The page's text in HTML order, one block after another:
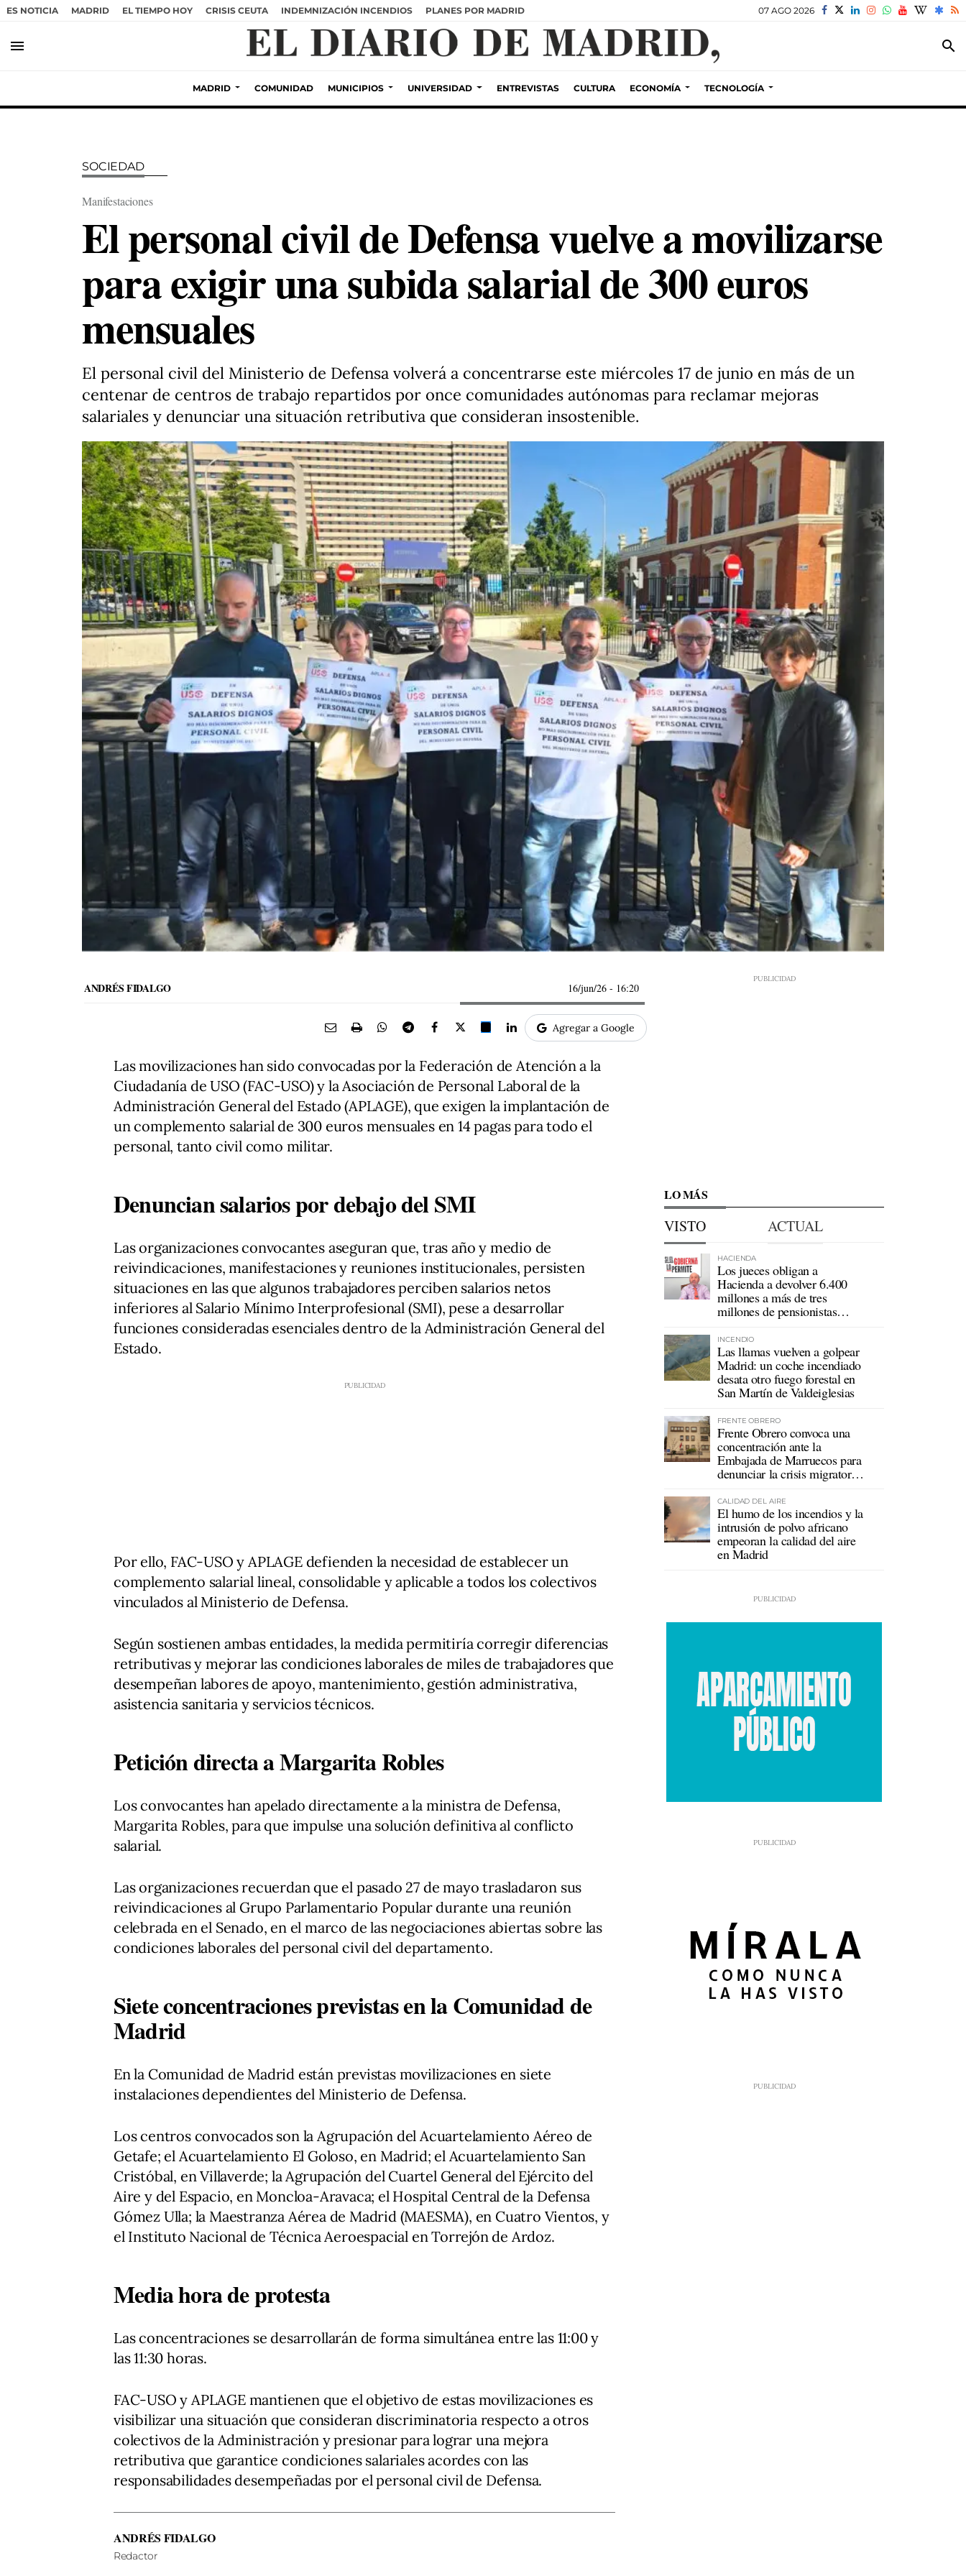
ES NOTICIA MADRID EL TIEMPO HOY CRISIS CEUTA INDEMNIZACIÓN INCENDIOS PLANES POR MADRID 07 AGO 2026
menu search
MADRID COMUNIDAD MUNICIPIOS UNIVERSIDAD ENTREVISTAS CULTURA ECONOMÍA TECNOLOGÍA
SOCIEDAD
Manifestaciones
El personal civil de Defensa vuelve a movilizarse
para exigir una subida salarial de 300 euros
mensuales
El personal civil del Ministerio de Defensa volverá a concentrarse este miércoles 17 de junio en más de un
centenar de centros de trabajo repartidos por once comunidades autónomas para reclamar mejoras
salariales y denunciar una situación retributiva que consideran insostenible.
ANDRÉS FIDALGO 16/jun/26 - 16:20
Agregar a Google
Las movilizaciones han sido convocadas por la Federación de Atención a la
Ciudadanía de USO (FAC-USO) y la Asociación de Personal Laboral de la
Administración General del Estado (APLAGE), que exigen la implantación de
un complemento salarial de 300 euros mensuales en 14 pagas para todo el
personal, tanto civil como militar.
Denuncian salarios por debajo del SMI
Las organizaciones convocantes aseguran que, tras año y medio de
reivindicaciones, manifestaciones y reuniones institucionales, persisten
situaciones en las que algunos trabajadores perciben salarios netos
inferiores al Salario Mínimo Interprofesional (SMI), pese a desarrollar
funciones consideradas esenciales dentro de la Administración General del
Estado.
Por ello, FAC-USO y APLAGE defienden la necesidad de establecer un
complemento salarial lineal, consolidable y aplicable a todos los colectivos
vinculados al Ministerio de Defensa.
Según sostienen ambas entidades, la medida permitiría corregir diferencias
retributivas y mejorar las condiciones laborales de miles de trabajadores que
desempeñan labores de apoyo, mantenimiento, gestión administrativa,
asistencia sanitaria y servicios técnicos.
Petición directa a Margarita Robles
Los convocantes han apelado directamente a la ministra de Defensa,
Margarita Robles, para que impulse una solución definitiva al conflicto
salarial.
Las organizaciones recuerdan que el pasado 27 de mayo trasladaron sus
reivindicaciones al Grupo Parlamentario Popular durante una reunión
celebrada en el Senado, en el marco de las negociaciones abiertas sobre las
condiciones laborales del personal civil del departamento.
Siete concentraciones previstas en la Comunidad de
Madrid
En la Comunidad de Madrid están previstas movilizaciones en siete
instalaciones dependientes del Ministerio de Defensa.
Los centros convocados son la Agrupación del Acuartelamiento Aéreo de
Getafe; el Acuartelamiento El Goloso, en Madrid; el Acuartelamiento San
Cristóbal, en Villaverde; la Agrupación del Cuartel General del Ejército del
Aire y del Espacio, en Moncloa-Aravaca; el Hospital Central de la Defensa
Gómez Ulla; la Maestranza Aérea de Madrid (MAESMA), en Cuatro Vientos, y
el Instituto Nacional de Técnica Aeroespacial en Torrejón de Ardoz.
Media hora de protesta
Las concentraciones se desarrollarán de forma simultánea entre las 11:00 y
las 11:30 horas.
FAC-USO y APLAGE mantienen que el objetivo de estas movilizaciones es
visibilizar una situación que consideran discriminatoria respecto a otros
colectivos de la Administración y presionar para lograr una mejora
retributiva que garantice condiciones salariales acordes con las
responsabilidades desempeñadas por el personal civil de Defensa.
ANDRÉS FIDALGO
Redactor
LO MÁS
VISTO ACTUAL
HACIENDA
Los jueces obligan a
Hacienda a devolver 6.400
millones a más de tres
millones de pensionistas
INCENDIO
Las llamas vuelven a golpear
Madrid: un coche incendiado
desata otro fuego forestal en
San Martín de Valdeiglesias
FRENTE OBRERO
Frente Obrero convoca una
concentración ante la
Embajada de Marruecos para
denunciar la crisis migratoria
CALIDAD DEL AIRE
El humo de los incendios y la
intrusión de polvo africano
empeoran la calidad del aire
en Madrid